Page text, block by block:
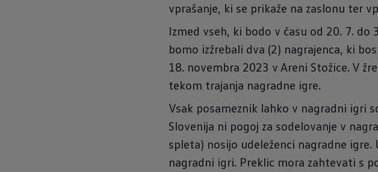
vprašanje, ki se prikaže na zaslonu ter
Izmed vseh, ki bodo v času od 20. 7.
bomo izžrebali dva (2) nagrajenca, ki
18. novembra 2023 v Areni Stožice. V
tekom trajanja nagradne igre.
Vsak posameznik lahko v nagradni igri
Slovenija ni pogoj za sodelovanje v
spleta) nosijo udeleženci nagradne
nagradni igri. Preklic mora zahtevati s